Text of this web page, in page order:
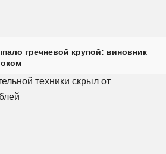
гречневой крупой: виновник